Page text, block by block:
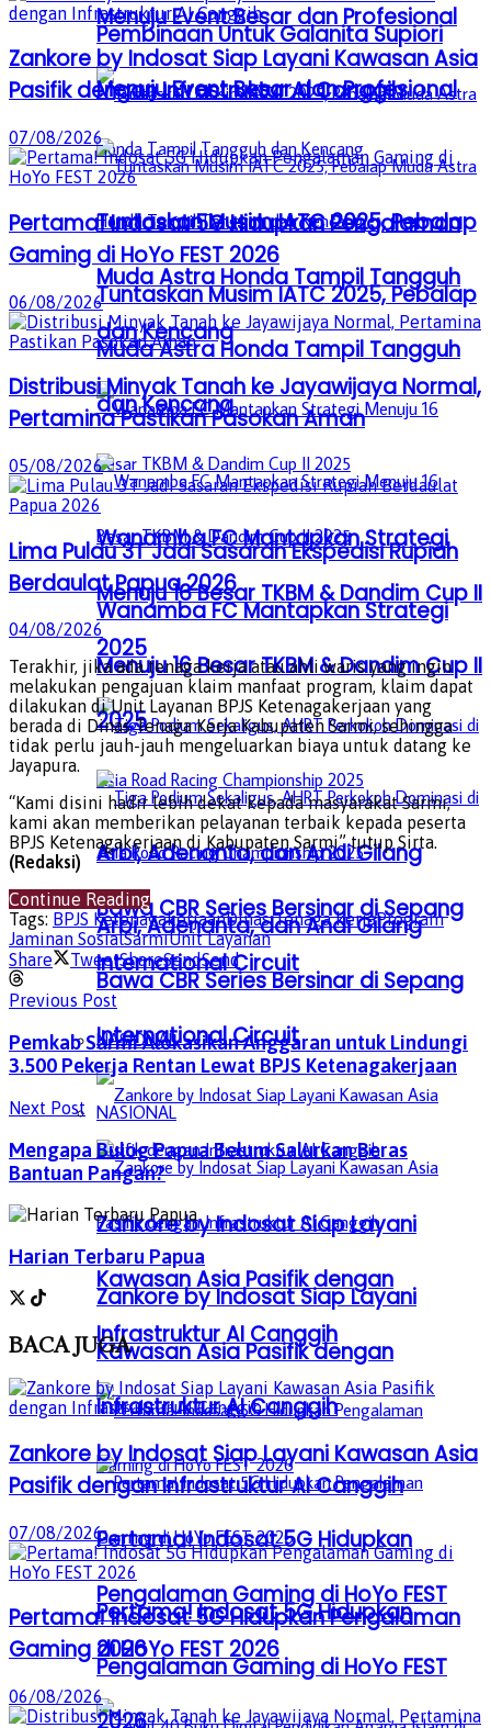
Menuju Event Besar dan Profesional
Tuntaskan Musim IATC 2025, Pebalap
Muda Astra Honda Tampil Tangguh
dan Kencang
Wanamba FC Mantapkan Strategi
Menuju 16 Besar TKBM & Dandim Cup II
2025
Arbi, Adenanta, dan Andi Gilang
Bawa CBR Series Bersinar di Sepang
International Circuit
NASIONAL
Zankore by Indosat Siap Layani
Kawasan Asia Pasifik dengan
Infrastruktur AI Canggih
Pertama! Indosat 5G Hidupkan
Pengalaman Gaming di HoYo FEST
2026
Pembinaan Untuk Galanita Supiori
Menuju Event Besar dan Profesional
Tuntaskan Musim IATC 2025, Pebalap
Muda Astra Honda Tampil Tangguh
dan Kencang
Wanamba FC Mantapkan Strategi
Menuju 16 Besar TKBM & Dandim Cup II
2025
Arbi, Adenanta, dan Andi Gilang
Bawa CBR Series Bersinar di Sepang
International Circuit
NASIONAL
Zankore by Indosat Siap Layani
Kawasan Asia Pasifik dengan
Infrastruktur AI Canggih
Pertama! Indosat 5G Hidupkan
Pengalaman Gaming di HoYo FEST
2026
Zankore by Indosat Siap Layani Kawasan Asia
Pasifik dengan Infrastruktur AI Canggih
07/08/2026
Pertama! Indosat 5G Hidupkan Pengalaman
Gaming di HoYo FEST 2026
06/08/2026
Distribusi Minyak Tanah ke Jayawijaya Normal,
Pertamina Pastikan Pasokan Aman
05/08/2026
Lima Pulau 3T Jadi Sasaran Ekspedisi Rupiah
Berdaulat Papua 2026
04/08/2026
Terakhir, jika ada tenaga kerja atau ahli waris yang ingin
melakukan pengajuan klaim manfaat program, klaim dapat
dilakukan di Unit Layanan BPJS Ketenagakerjaan yang
berada di Dinas Tenaga Kerja Kabupaten Sarmi, sehingga
tidak perlu jauh-jauh mengeluarkan biaya untuk datang ke
Jayapura.
“Kami disini hadir lebih dekat kepada masyarakat Sarmi,
kami akan memberikan pelayanan terbaik kepada peserta
BPJS Ketenagakerjaan di Kabupaten Sarmi” tutup Sirta.
(Redaksi)
Continue Reading
Tags: BPJS KetenagakerjaanDinas Tenaga kerjaProgram
Jaminan SosialSarmiUnit Layanan
Share
TweetShareSendSend
Previous Post
Pemkab Sarmi Alokasikan Anggaran untuk Lindungi
3.500 Pekerja Rentan Lewat BPJS Ketenagakerjaan
Next Post
Mengapa Bulog Papua Belum Salurkan Beras
Bantuan Pangan?
Harian Terbaru Papua
BACAJUGA
Zankore by Indosat Siap Layani Kawasan Asia
Pasifik dengan Infrastruktur AI Canggih
07/08/2026
Pertama! Indosat 5G Hidupkan Pengalaman
Gaming di HoYo FEST 2026
06/08/2026